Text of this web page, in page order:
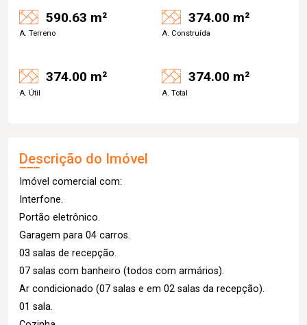
590.63 m²
A. Terreno
374.00 m²
A. Construída
374.00 m²
A. Útil
374.00 m²
A. Total
Descrição do Imóvel
Imóvel comercial com:
Interfone.
Portão eletrônico.
Garagem para 04 carros.
03 salas de recepção.
07 salas com banheiro (todos com armários).
Ar condicionado (07 salas e em 02 salas da recepção).
01 sala.